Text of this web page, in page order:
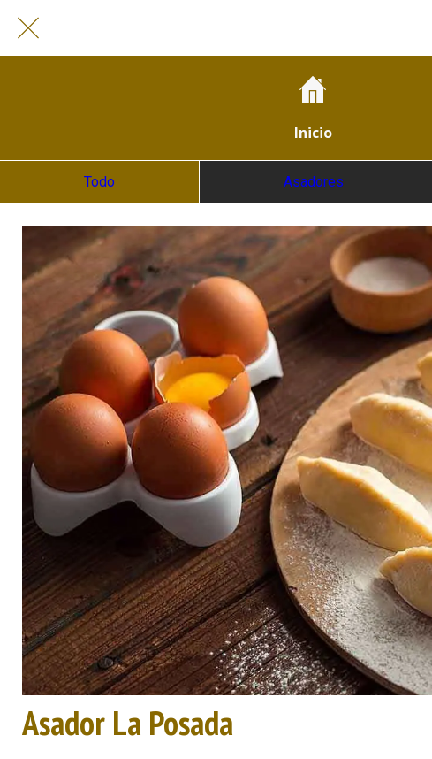
Inicio
Todo Asadores
Asador La Posada